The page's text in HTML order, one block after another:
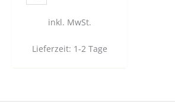
inkl. MwSt.
Lieferzeit: 1-2 Tage